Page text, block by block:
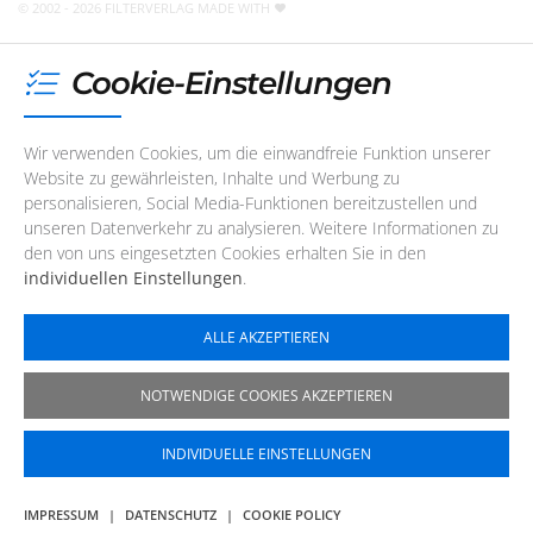
© 2002 - 2026 FILTERVERLAG MADE WITH
Cookie-Einstellungen
Wir verwenden Cookies, um die einwandfreie Funktion unserer
Website zu gewährleisten, Inhalte und Werbung zu
personalisieren, Social Media-Funktionen bereitzustellen und
unseren Datenverkehr zu analysieren. Weitere Informationen zu
den von uns eingesetzten Cookies erhalten Sie in den
individuellen Einstellungen.
ALLE AKZEPTIEREN
NOTWENDIGE COOKIES AKZEPTIEREN
IMPRESSUM | DATENSCHUTZ | COOKIE POLICY
INDIVIDUELLE EINSTELLUNGEN